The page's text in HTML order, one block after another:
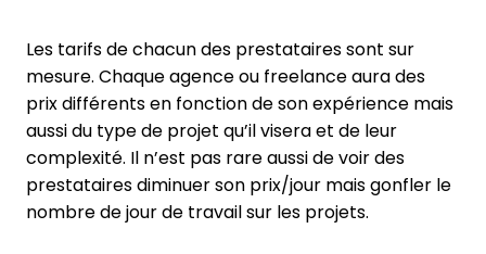
Les tarifs de chacun des prestataires sont sur
mesure. Chaque agence ou freelance aura des
prix différents en fonction de son expérience mais
aussi du type de projet qu’il visera et de leur
complexité. Il n’est pas rare aussi de voir des
prestataires diminuer son prix/jour mais gonfler le
nombre de jour de travail sur les projets.